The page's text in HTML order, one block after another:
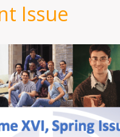
Issue